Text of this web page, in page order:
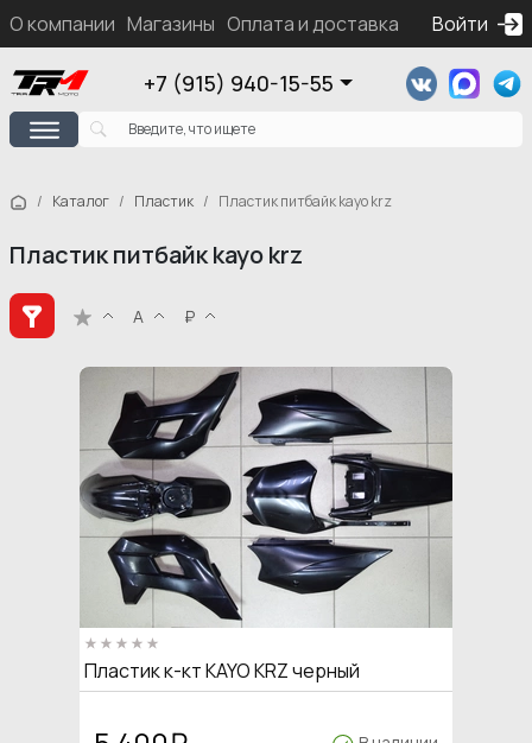
О компании Магазины Оплата и доставка Контакты
Войти
+7 (915) 940-15-55
Каталог Пластик Пластик питбайк kayo krz
Пластик питбайк kayo krz
А ₽
Пластик к-кт KAYO KRZ черный